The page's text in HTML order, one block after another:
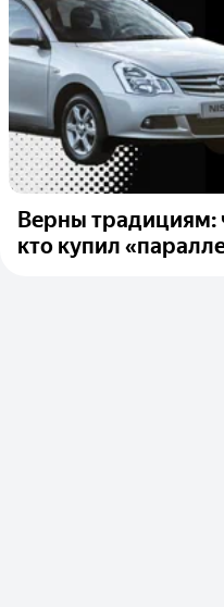
Верны традициям:
кто купил